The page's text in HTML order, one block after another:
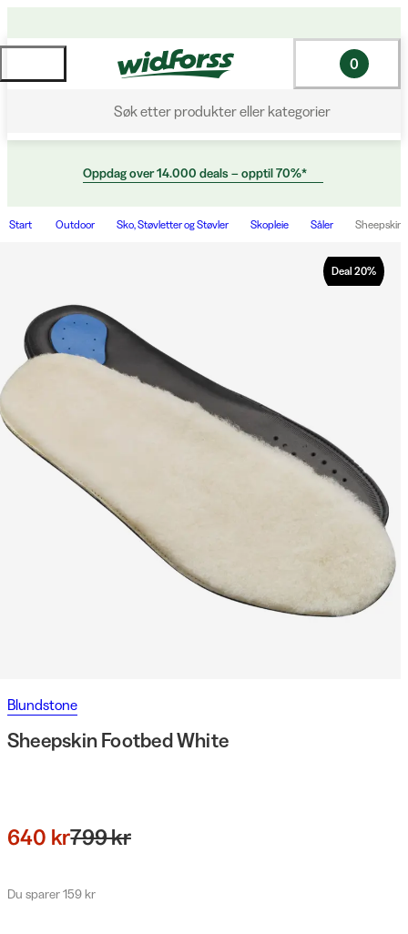
Søk etter produkter eller kategorier
0
Oppdag over 14.000 deals – opptil 70%*
Start Outdoor Sko, Støvletter og Støvler Skopleie Såler Sheepskin
Deal 20%
Blundstone
Sheepskin Footbed White
640 kr799 kr
Du sparer 159 kr